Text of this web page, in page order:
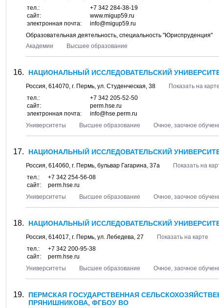
тел.:
+7 342 284-38-19
сайт:
www.migup59.ru
электронная почта:
info@migup59.ru
Образовательная деятельность, специальность "Юриспруденция"
Академии
Высшее образование
НАЦИОНАЛЬНЫЙ ИССЛЕДОВАТЕЛЬСКИЙ
Россия, 614070, г. Пермь, ул. Студенческая, 38
Показать на
тел.:
+7 342 205-52-50
сайт:
perm.hse.ru
электронная почта:
info@hse.perm.ru
Университеты
Высшее образование Очное, заочное
НАЦИОНАЛЬНЫЙ ИССЛЕДОВАТЕЛЬСКИЙ
Россия, 614060, г. Пермь, бульвар Гагарина, 37а
Показать на
тел.:
+7 342 254-56-08
сайт:
perm.hse.ru
Университеты
Высшее образование Очное, заочное
НАЦИОНАЛЬНЫЙ ИССЛЕДОВАТЕЛЬСКИЙ
Россия, 614017, г. Пермь, ул. Лебедева, 27
Показать на карте
тел.:
+7 342 200-95-38
сайт:
perm.hse.ru
Университеты
Высшее образование Очное, заочное
ПЕРМСКАЯ ГОСУДАРСТВЕННАЯ
ПРЯНИШНИКОВА, ФГБОУ ВО